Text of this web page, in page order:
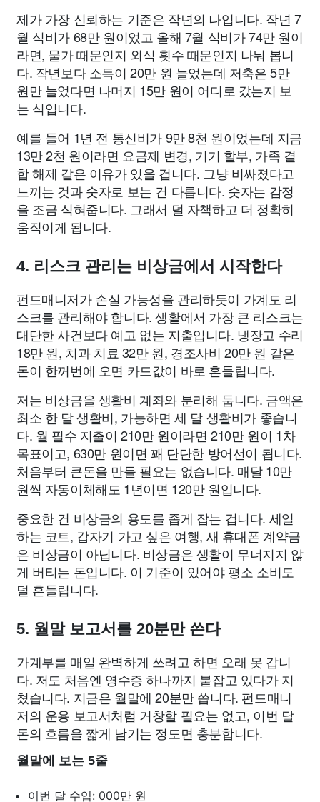
제가 가장 신뢰하는 기준은 작년의 나입니다. 작년 7
월 식비가 68만 원이었고 올해 7월 식비가 74만 원이
라면, 물가 때문인지 외식 횟수 때문인지 나눠 봅니
다. 작년보다 소득이 20만 원 늘었는데 저축은 5만
원만 늘었다면 나머지 15만 원이 어디로 갔는지 보
는 식입니다.
예를 들어 1년 전 통신비가 9만 8천 원이었는데 지금
13만 2천 원이라면 요금제 변경, 기기 할부, 가족 결
합 해제 같은 이유가 있을 겁니다. 그냥 비싸졌다고
느끼는 것과 숫자로 보는 건 다릅니다. 숫자는 감정
을 조금 식혀줍니다. 그래서 덜 자책하고 더 정확히
움직이게 됩니다.
4. 리스크 관리는 비상금에서 시작한다
펀드매니저가 손실 가능성을 관리하듯이 가계도 리
스크를 관리해야 합니다. 생활에서 가장 큰 리스크는
대단한 사건보다 예고 없는 지출입니다. 냉장고 수리
18만 원, 치과 치료 32만 원, 경조사비 20만 원 같은
돈이 한꺼번에 오면 카드값이 바로 흔들립니다.
저는 비상금을 생활비 계좌와 분리해 둡니다. 금액은
최소 한 달 생활비, 가능하면 세 달 생활비가 좋습니
다. 월 필수 지출이 210만 원이라면 210만 원이 1차
목표이고, 630만 원이면 꽤 단단한 방어선이 됩니다.
처음부터 큰돈을 만들 필요는 없습니다. 매달 10만
원씩 자동이체해도 1년이면 120만 원입니다.
중요한 건 비상금의 용도를 좁게 잡는 겁니다. 세일
하는 코트, 갑자기 가고 싶은 여행, 새 휴대폰 계약금
은 비상금이 아닙니다. 비상금은 생활이 무너지지 않
게 버티는 돈입니다. 이 기준이 있어야 평소 소비도
덜 흔들립니다.
5. 월말 보고서를 20분만 쓴다
가계부를 매일 완벽하게 쓰려고 하면 오래 못 갑니
다. 저도 처음엔 영수증 하나까지 붙잡고 있다가 지
쳤습니다. 지금은 월말에 20분만 씁니다. 펀드매니
저의 운용 보고서처럼 거창할 필요는 없고, 이번 달
돈의 흐름을 짧게 남기는 정도면 충분합니다.
월말에 보는 5줄
이번 달 수입: 000만 원